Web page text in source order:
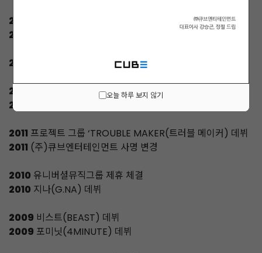
오늘 하루 보지 않기
2014
2014
2013 비(RAIN) 전속계약 체결
2012
"UNITED CUBE 패밀리 콘서트 개최
2012
2011 프로젝트 그룹 ‘TROUBLE MAKER(트러블 메이커) 데뷔
2011 (주)큐브엔터테인먼트 사명 변경
2010 유니버셜뮤직그룹 제휴 체결
2010 지나(G.NA) 데뷔
2009 비스트(BEAST) 데뷔
2009 포미닛(4MINUTE) 데뷔